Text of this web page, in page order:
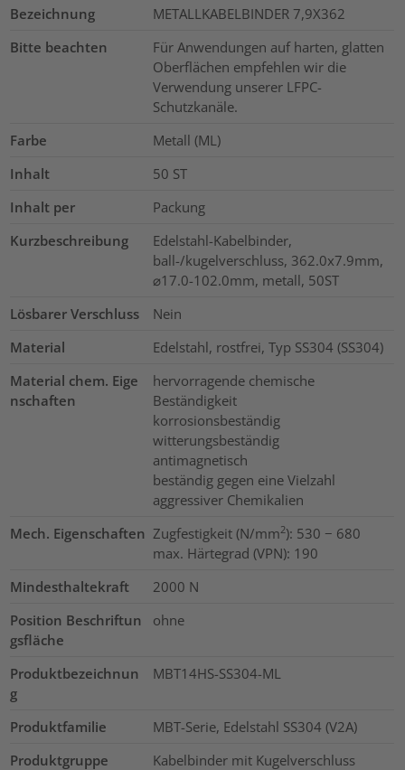
Bezeichnung
METALLKABELBINDER 7,9X362
Bitte beachten
Für Anwendungen auf harten, glatten
Oberflächen empfehlen wir die
Verwendung unserer LFPC-
Schutzkanäle.
Farbe
Metall (ML)
Inhalt
50 ST
Inhalt per
Packung
Kurzbeschreibung
Edelstahl-Kabelbinder,
ball-/kugelverschluss, 362.0x7.9mm,
⌀17.0-102.0mm, metall, 50ST
Lösbarer Verschluss
Nein
Material
Edelstahl, rostfrei, Typ SS304 (SS304)
Material chem. Eige
nschaften
hervorragende chemische
Beständigkeit
korrosionsbeständig
witterungsbeständig
antimagnetisch
beständig gegen eine Vielzahl
aggressiver Chemikalien
Mech. Eigenschaften Zugfestigkeit (N/mm2): 530 − 680
max. Härtegrad (VPN): 190
Mindesthaltekraft
2000 N
Position Beschriftun
gsfläche
ohne
Produktbezeichnun
g
MBT14HS-SS304-ML
Produktfamilie
MBT-Serie, Edelstahl SS304 (V2A)
Produktgruppe
Kabelbinder mit Kugelverschluss